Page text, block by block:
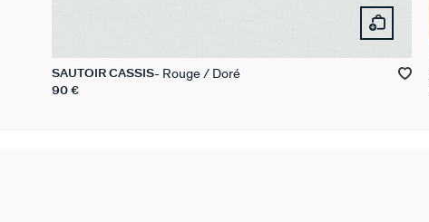
SAUTOIR CASSIS Rouge / Doré
90 €